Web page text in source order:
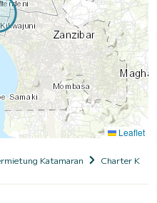
Leaflet
Katamaran Charter